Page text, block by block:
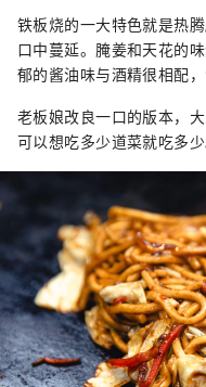
铁板烧的一大特色就是热
口中蔓延。腌姜和天花的
郁的酱油味与酒精很相配
老板娘改良一口的版本，
可以想吃多少道菜就吃多少